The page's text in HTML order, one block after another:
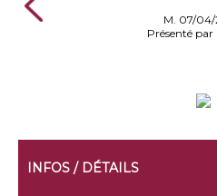
M. 07/
Présenté par
INFOS / DÉTAILS